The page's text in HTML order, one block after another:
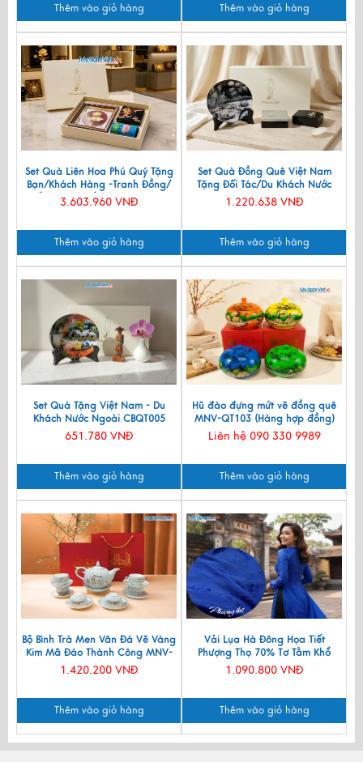
Thêm vào giỏ hàng Thêm vào giỏ hàng
Set Quà Liên Hoa Phú Quý Tặng
Bạn/Khách Hàng -Tranh Đồng/
Đế Lót Ly & Cắm Bút CBQT006
3.603.960 VNĐ
Thêm vào giỏ hàng
Set Quà Đồng Quê Việt Nam
Tặng Đối Tác/Du Khách Nước
Ngoài - Đĩa Sơn Mài/ Hộp
Namecard & Đế Lót Ly Sơn Mài
1.220.638 VNĐ
Thêm vào giỏ hàng
Set Quà Tặng Việt Nam - Du
Khách Nước Ngoài CBQT005
651.780 VNĐ
Thêm vào giỏ hàng
Hũ đào đựng mứt vẽ đồng quê
MNV-QT103 (Hàng hợp đồng)
Liên hệ 090 330 9989
Thêm vào giỏ hàng
Bộ Bình Trà Men Vân Đá Vẽ Vàng
Kim Mã Đáo Thành Công MNV-
BTV11
1.420.200 VNĐ
Thêm vào giỏ hàng
Vải Lụa Hà Đông Họa Tiết
Phượng Thọ 70% Tơ Tằm Khổ
90cm MNV-LNL131
1.090.800 VNĐ
Thêm vào giỏ hàng